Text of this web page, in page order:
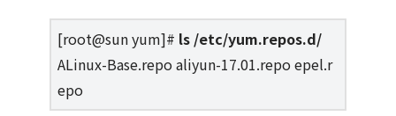
[root@sun yum]# ls /etc/yum.repos.d/
ALinux-Base.repo aliyun-17.01.repo epel.r
epo